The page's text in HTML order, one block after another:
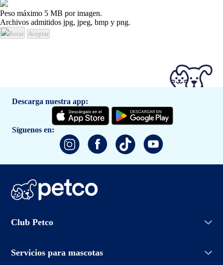
Peso máximo 5 MB por imagen.
Archivos admitidos jpg, jpeg, bmp y png.
Rotar Aceptar
Descarga nuestra app:
Síguenos en:
Club Petco
Iniciar sesión
Promociones
Servicios para mascotas
Grooming Salon